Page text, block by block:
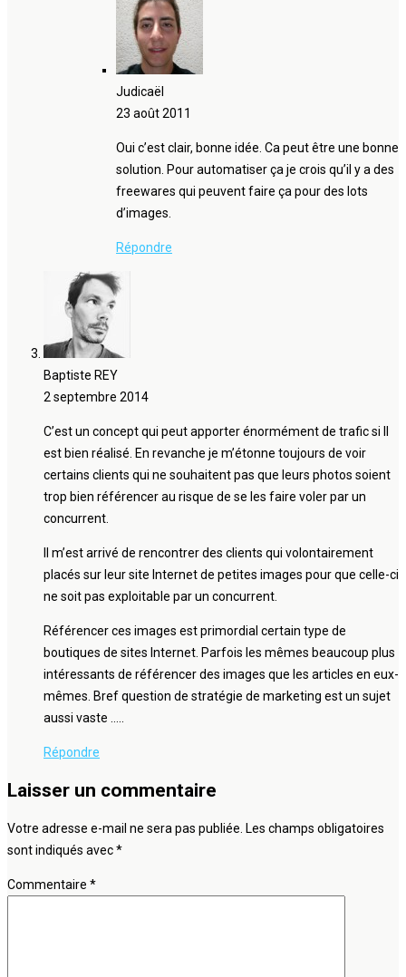
Judicaël
23 août 2011
Oui c’est clair, bonne idée. Ca peut être une bonne
solution. Pour automatiser ça je crois qu’il y a des
freewares qui peuvent faire ça pour des lots
d’images.
Répondre
Baptiste REY
2 septembre 2014
C’est un concept qui peut apporter énormément de trafic si Il
est bien réalisé. En revanche je m’étonne toujours de voir
certains clients qui ne souhaitent pas que leurs photos soient
trop bien référencer au risque de se les faire voler par un
concurrent.
Il m’est arrivé de rencontrer des clients qui volontairement
placés sur leur site Internet de petites images pour que celle-ci
ne soit pas exploitable par un concurrent.
Référencer ces images est primordial certain type de
boutiques de sites Internet. Parfois les mêmes beaucoup plus
intéressants de référencer des images que les articles en eux-
mêmes. Bref question de stratégie de marketing est un sujet
aussi vaste …..
Répondre
Laisser un commentaire
Votre adresse e-mail ne sera pas publiée. Les champs obligatoires
sont indiqués avec*
Commentaire *